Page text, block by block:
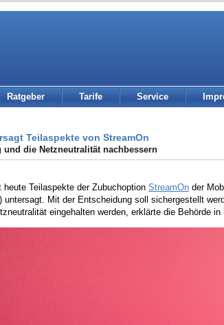
Ratgeber Tarife Service
Teilaspekte von StreamOn
die Netzneutralität nachbessern
heute Teilaspekte der Zubuchoption StreamOn der
untersagt. Mit der Entscheidung soll sichergestellt
eingehalten werden, erklärte die Behörde in